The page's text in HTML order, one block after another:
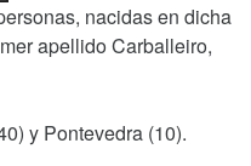
nacidas en dicha
apellido Carballeiro,
y Pontevedra (10).